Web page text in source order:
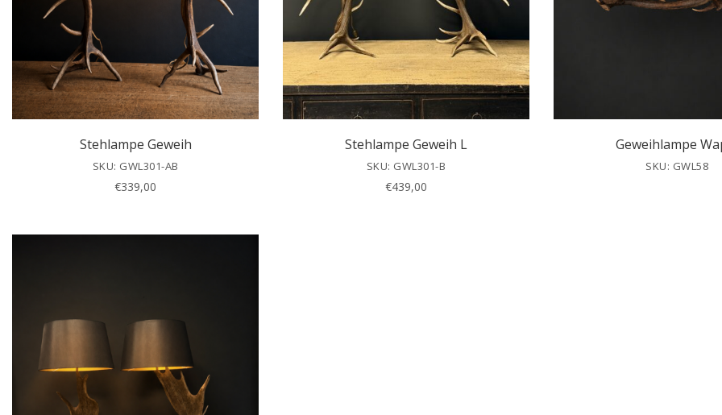
Stehlampe Geweih
SKU: GWL301-AB
€339,00
Stehlampe Geweih L
SKU: GWL301-B
€439,00
Geweihlampe
SKU: GWL58